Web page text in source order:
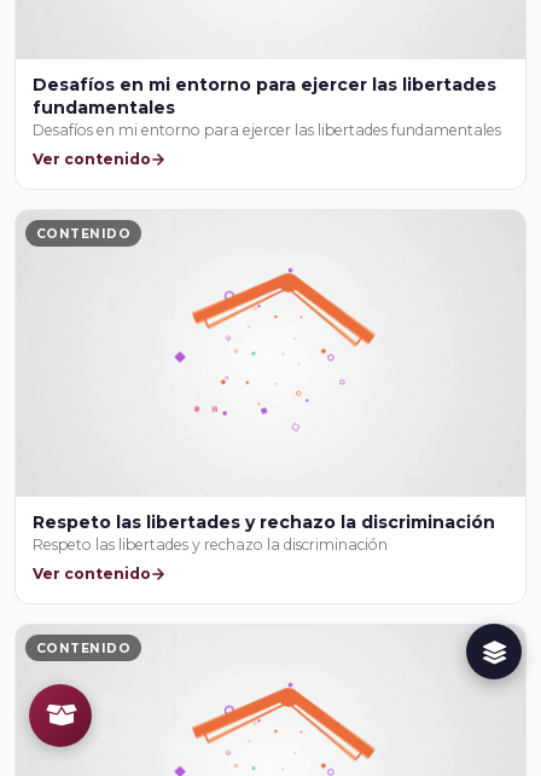
Desafíos en mi entorno para ejercer las libertades
fundamentales
Desafíos en mi entorno para ejercer las libertades fundamentales
Ver contenido
CONTENIDO
Respeto las libertades y rechazo la discriminación
Respeto las libertades y rechazo la discriminación
Ver contenido
CONTENIDO